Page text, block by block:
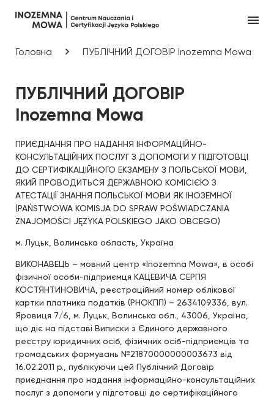
Головна ПУБЛІЧНИЙ ДОГОВІР Inozemna Mowa
ПУБЛІЧНИЙ ДОГОВІР
Inozemna Mowa
ПРИЄДНАННЯ ПРО НАДАННЯ ІНФОРМАЦІЙНО-
КОНСУЛЬТАЦІЙНИХ ПОСЛУГ З ДОПОМОГИ У ПІДГОТОВЦІ
ДО СЕРТИФІКАЦІЙНОГО ЕКЗАМЕНУ З ПОЛЬСЬКОЇ МОВИ,
ЯКИЙ ПРОВОДИТЬСЯ ДЕРЖАВНОЮ КОМІСІЄЮ З
АТЕСТАЦІЇ ЗНАННЯ ПОЛЬСЬКОЇ МОВИ ЯК ІНОЗЕМНОЇ
(PAŃSTWOWA KOMISJA DO SPRAW POŚWIADCZANIA
ZNAJOMOŚCI JĘZYKA POLSKIEGO JAKO OBCEGO)
м. Луцьк, Волинська область, Україна
ВИКОНАВЕЦЬ – мовний центр «Inozemna Mowa», в особі
фізичної особи-підприємця КАЦЕВИЧА СЕРГІЯ
КОСТЯНТИНОВИЧА, реєстраційний номер облікової
картки платника податків (РНОКПП) – 2634109336, вул.
Яровиця 7/6, м. Луцьк, Волинська обл., 43006, Україна,
що діє на підставі Виписки з Єдиного державного
реєстру юридичних осіб, фізичних осіб-підприємців та
громадських формувань №21870000000003673 від
16.02.2011 р., публікуючи цей Публічний Договір
приєднання про надання інформаційно-консультаційних
послуг з допомоги у підготовці до сертифікаційного